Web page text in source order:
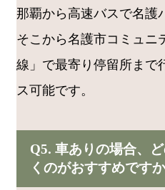
那覇から高速バスで名護
そこから名護市コミュニ
線」で最寄り停留所まで
ス可能です。
Q5. 車ありの場合、
くのがおすすめです